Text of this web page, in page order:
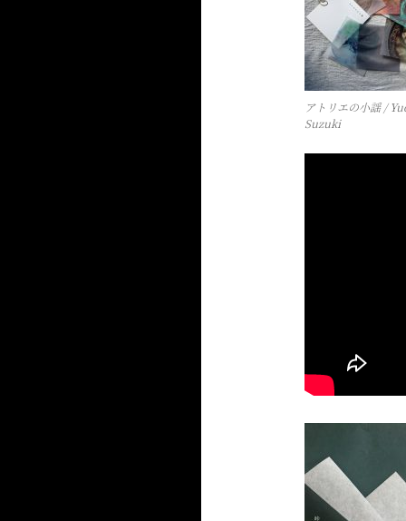
アトリエの小謡 /
Suzuki